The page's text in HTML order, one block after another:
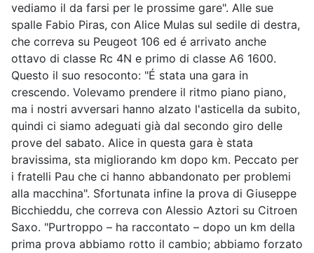
vediamo il da farsi per le prossime gare". Alle sue
spalle Fabio Piras, con Alice Mulas sul sedile di destra,
che correva su Peugeot 106 ed é arrivato anche
ottavo di classe Rc 4N e primo di classe A6 1600.
Questo il suo resoconto: "É stata una gara in
crescendo. Volevamo prendere il ritmo piano piano,
ma i nostri avversari hanno alzato l'asticella da subito,
quindi ci siamo adeguati già dal secondo giro delle
prove del sabato. Alice in questa gara è stata
bravissima, sta migliorando km dopo km. Peccato per
i fratelli Pau che ci hanno abbandonato per problemi
alla macchina". Sfortunata infine la prova di Giuseppe
Bicchieddu, che correva con Alessio Aztori su Citroen
Saxo. "Purtroppo – ha raccontato – dopo un km della
prima prova abbiamo rotto il cambio; abbiamo forzato